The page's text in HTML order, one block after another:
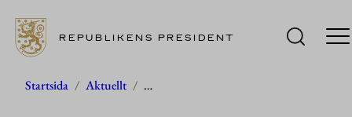
Hoppa
REPUBLIKENS PRESIDENT
Startsida / Aktuellt / …